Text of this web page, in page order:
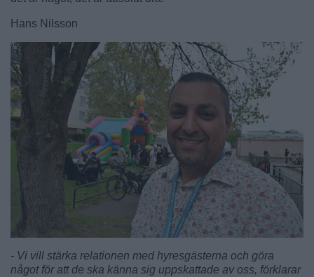
Hans Nilsson
- Vi vill stärka relationen med hyresgästerna och göra
något för att de ska känna sig uppskattade av oss, förklarar